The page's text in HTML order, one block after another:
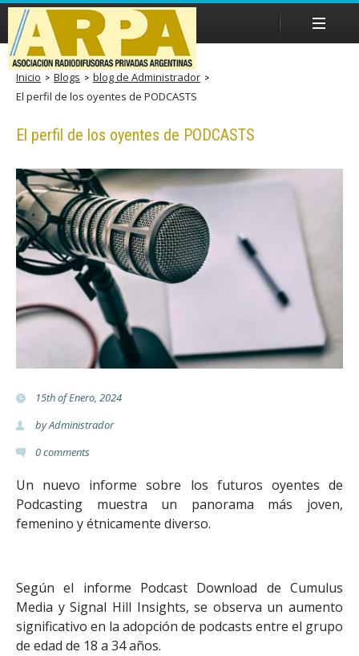
Pasar
contenido
principal
Inicio Blogs
blog de Administrador
El perfil de los oyentes de PODCASTS
El perfil de los oyentes de PODCASTS
15th of Enero, 2024
byAdministrador
0comments
Un nuevo informe sobre los futuros oyentes de
Podcasting muestra un panorama más joven,
femenino y étnicamente diverso.
Según el informe Podcast Download de Cumulus
Media y Signal Hill Insights, se observa un aumento
significativo en la adopción de podcasts entre el grupo
de edad de 18 a 34 años.